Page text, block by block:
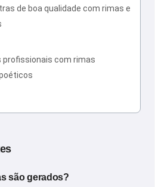
de boa qualidade com rimas e
profissionais com rimas
são gerados?